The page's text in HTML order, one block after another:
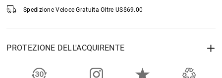
Spedizione Veloce Gratuita Oltre US$69.00
PROTEZIONE DELL'ACQUIRENTE